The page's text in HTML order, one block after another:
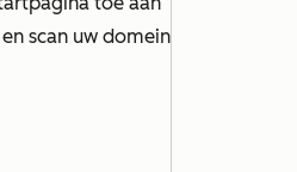
scan uw domein